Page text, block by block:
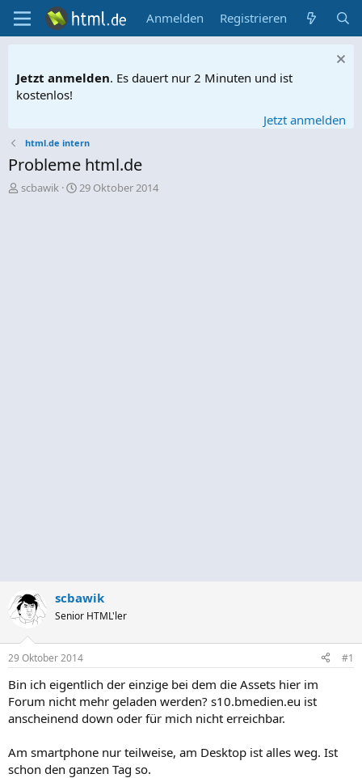
Anmelden Registrieren
Jetzt anmelden. Es dauert nur 2 Minuten und ist
kostenlos!
Jetzt anmelden
html.de intern
Probleme html.de
E
scbawik
E
29 Oktober 2014
scbawik
Senior HTML'ler
29 Oktober 2014 #1
Bin ich eigentlich der einzige bei dem die Assets hier im
Forum nicht mehr geladen werden? s10.bmedien.eu ist
anscheinend down oder für mich nicht erreichbar.
Am smartphone nur teilweise, am Desktop ist alles weg. Ist
schon den ganzen Tag so.